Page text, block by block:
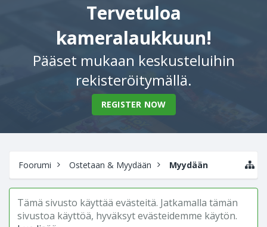
Tervetuloa
kameralaukkuun!
Pääset mukaan keskusteluihin
rekisteröitymällä.
REGISTER NOW
Foorumi Ostetaan & Myydään Myydään
Tämä sivusto käyttää evästeitä. Jatkamalla tämän
sivustoa käyttöä, hyväksyt evästeidemme käytön.